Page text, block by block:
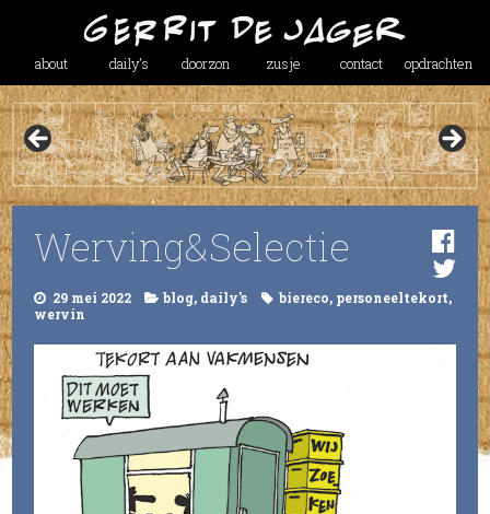
about daily’s doorzon zusje contact opdrachten
Werving&Selectie
29 mei 2022 blog, daily's biereco, personeeltekort,
wervin